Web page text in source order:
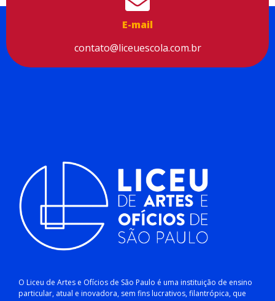
E-mail
contato@liceuescola.com.br
O Liceu de Artes e Ofícios de São Paulo é uma instituição de ensino
particular, atual e inovadora, sem fins lucrativos, filantrópica, que